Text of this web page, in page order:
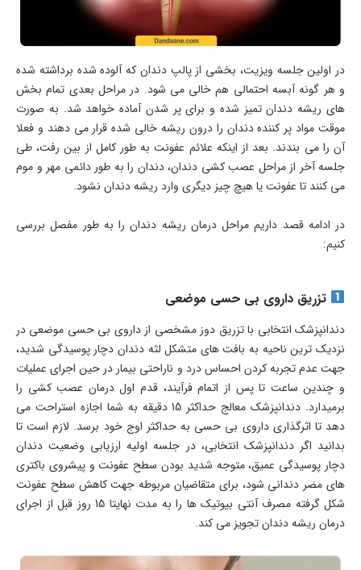
در اولین جلسه ویزیت، بخشی از پالپ دندان که آلوده شده برداشته شده
و هر گونه آبسه احتمالی هم خالی می شود. در مراحل بعدی تمام بخش
های ریشه دندان تمیز شده و برای پر شدن آماده خواهد شد. به صورت
موقت مواد پر کننده دندان را درون ریشه خالی شده قرار می دهند و فعلا
آن را می بندند. بعد از اینکه علائم عفونت به طور کامل از بین رفت، طی
جلسه آخر از مراحل عصب کشی دندان، دندان را به طور دائمی مهر و موم
می کنند تا عفونت یا هیچ چیز دیگری وارد ریشه دندان نشود.
در ادامه قصد داریم مراحل درمان ریشه دندان را به طور مفصل بررسی
کنیم:
تزریق داروی بی حسی موضعی
دندانپزشک انتخابی با تزریق دوز مشخصی از داروی بی حسی موضعی در
نزدیک ترین ناحیه به بافت های متشکل لثه دندان دچار پوسیدگی شدید،
جهت عدم تجربه کردن احساس درد و ناراحتی بیمار در حین اجرای عملیات
و چندین ساعت تا پس از اتمام فرآیند، قدم اول درمان عصب کشی را
برمیدارد. دندانپزشک معالج حداکثر 15 دقیقه به شما اجازه استراحت می
دهد تا اثرگذاری داروی بی حسی به حداکثر اوج خود برسد. لازم است تا
بدانید اگر دندانپزشک انتخابی، در جلسه اولیه ارزیابی وضعیت دندان
دچار پوسیدگی عمیق، متوجه شدید بودن سطح عفونت و پیشروی باکتری
های مضر دندانی شود، برای متقاضیان مربوطه جهت کاهش سطح عفونت
شکل گرفته مصرف آنتی بیوتیک ها را به مدت نهایتا 15 روز قبل از اجرای
درمان ریشه دندان تجویز می کند.